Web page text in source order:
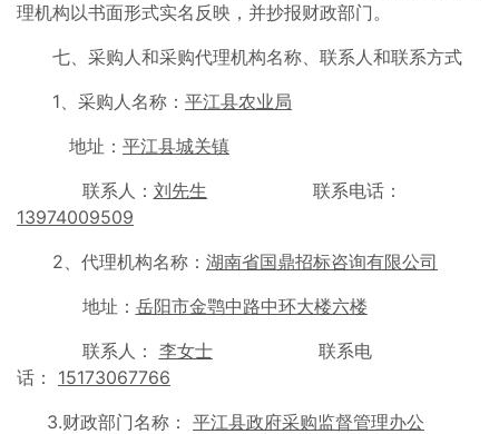
理机构以书面形式实名反映，并抄报财政部门。
七、采购人和采购代理机构名称、联系人和联系方式
1、采购人名称： 平江县农业局
地址： 平江县城关镇
联系人： 刘先生 联系电话：
13974009509
2、代理机构名称： 湖南省国鼎招标咨询有限公司
地址： 岳阳市金鹗中路中环大楼六楼
联系人： 李女士联系电
话： 15173067766
3.财政部门名称： 平江县政府采购监督管理办公